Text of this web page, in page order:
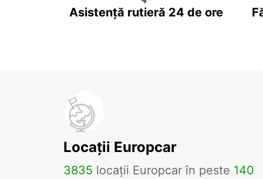
Asistență rutieră 24 de ore
Locații Europcar
3835 locații Europcar în peste 140